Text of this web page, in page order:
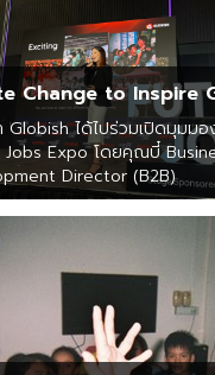
Change to Inspire
Globish ได้ไปร่วมเปิดมุมมอ
Jobs Expo โดยคุณบี๋
Director (B2B)